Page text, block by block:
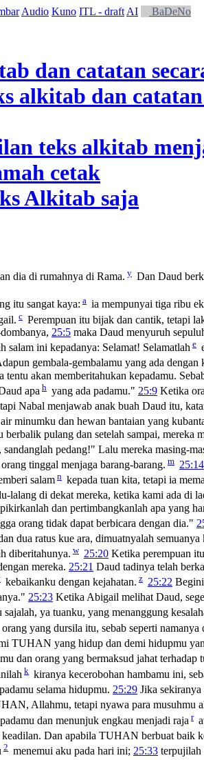
Audio Kuno ITL - draft AI BaDeNo
dia di rumahnya di Rama. y Dan Daud
itu sangat kaya: a ia mempunyai tiga ribu
c Perempuan itu bijak dan cantik, tetapi
25:5 maka Daud menyuruh
salam ini kepadanya: Selamat! Selamatlah e
gembala-gembalamu yang ada
tentu akan memberitahukan kepadamu.
apa h yang ada padamu." 25:9 Ketika
Nabal menjawab anak buah Daud itu,
air minumku dan hewan bantaian yang
pulang dan setelah sampai, mereka
pedang!" Lalu mereka masing-
tinggal menjaga barang-barang. m 25:14
salam n kepada tuan kita, tetapi ia
lalang di dekat mereka, ketika kami ada di
dan pertimbangkanlah apa yang
orang tidak dapat berbicara dengan dia."
dua ratus kue ara, dimuatnyalah semuanya
diberitahunya. w 25:20 Ketika perempuan
mereka. 25:21 Daud tadinya telah
kebaikanku dengan kejahatan. z 25:22
25:23 Ketika Abigail melihat Daud,
ya tuanku, yang menanggung
yang dursila itu, sebab seperti
TUHAN yang hidup dan demi hidupmu
dan orang yang bermaksud jahat terhadap
k kiranya kecerobohan hambamu ini,
selama hidupmu. 25:29 Jika
Allahmu, tetapi nyawa para musuhmu
dan menunjuk engkau menjadi raja r
Dan apabila TUHAN berbuat baik
2 menemui aku pada hari ini; 25:33 terpujilah